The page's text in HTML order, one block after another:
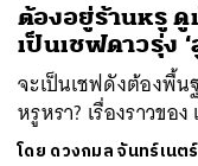
ต้องอยู่ร้านหรู ดู
เป็นเชฟดาวรุ่ง ‘
จะเป็นเชฟดังต้องพื้
หรูหรา? เรื่องราวขอ
โดย ดวงกมล จันทร์เนตร์